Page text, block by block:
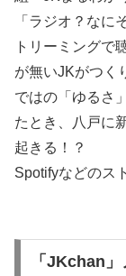
「ラジオ？なに
トリーミングで
が無いJKがつく
ではの「ゆるさ
たとき、八戸に
起きる！？
Spotifyなどのス
「JKchan